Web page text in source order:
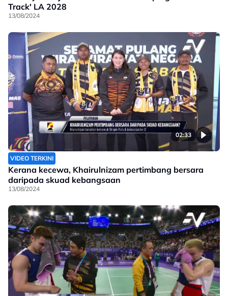
Track' LA 2028
13/08/2024
02:33
VIDEO TERKINI
Kerana kecewa, Khairulnizam pertimbang bersara
daripada skuad kebangsaan
13/08/2024